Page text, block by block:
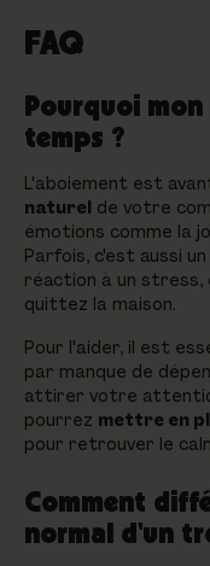
FAQ
Pourquoi
temps ?
L'aboiement est
naturel de votre
émotions comme la
Parfois, c'est aussi
réaction à un stress,
quittez la maison.
Pour l'aider, il est
par manque de
attirer votre
pourrez mettre en
pour retrouver le
Comment
normal d'un